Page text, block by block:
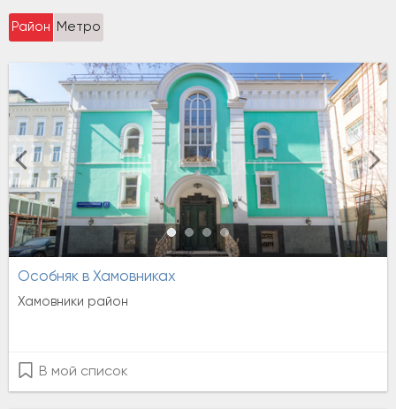
Район Метро
Особняк в Хамовниках
Хамовники район
В мой список